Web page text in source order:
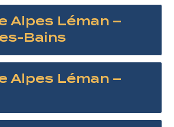
Alpes Léman –
Bains
Alpes Léman –